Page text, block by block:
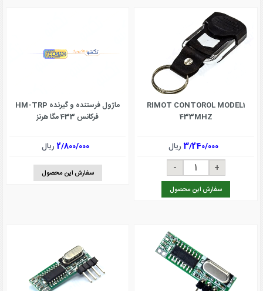
RIMOT CONTOROL MODEL1
433MHZ
3/240/000ریال
سفارش این محصول
ماژول فرستنده و گیرنده HM-TRP
فرکانس 433 مگا هرتز
2/800/000ریال
سفارش این محصول